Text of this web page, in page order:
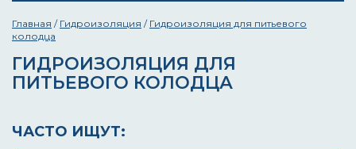
Главная / Гидроизоляция / Гидроизоляция для питьевого
колодца
ГИДРОИЗОЛЯЦИЯ ДЛЯ
ПИТЬЕВОГО КОЛОДЦА
ЧАСТО ИЩУТ: